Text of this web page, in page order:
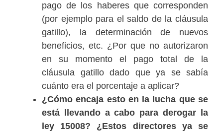
pago de los haberes que corresponden
(por ejemplo para el saldo de la cláusula
gatillo), la determinación de nuevos
beneficios, etc. ¿Por que no autorizaron
en su momento el pago total de la
cláusula gatillo dado que ya se sabía
cuánto era el porcentaje a aplicar?
¿Cómo encaja esto en la lucha que se
está llevando a cabo para derogar la
ley 15008? ¿Estos directores ya se